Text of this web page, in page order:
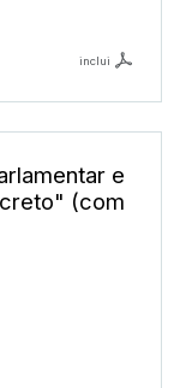
inclui
e
(com